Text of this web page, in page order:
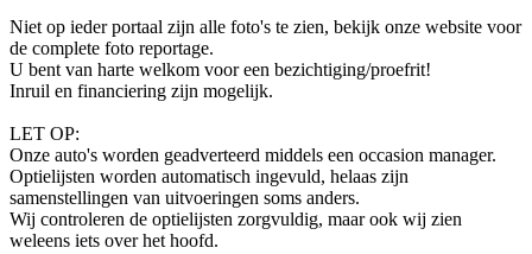
Niet op ieder portaal zijn alle foto's te zien, bekijk onze website voor
de complete foto reportage.
U bent van harte welkom voor een bezichtiging/proefrit!
Inruil en financiering zijn mogelijk.
LET OP:
Onze auto's worden geadverteerd middels een occasion manager.
Optielijsten worden automatisch ingevuld, helaas zijn
samenstellingen van uitvoeringen soms anders.
Wij controleren de optielijsten zorgvuldig, maar ook wij zien
weleens iets over het hoofd.